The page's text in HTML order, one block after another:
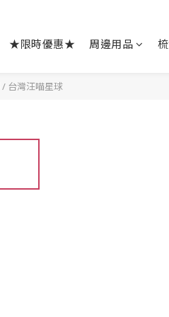
★限時優惠★ 周邊用品
/ 台灣汪喵星球